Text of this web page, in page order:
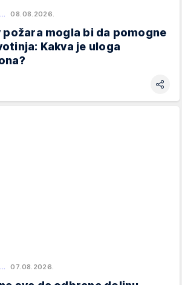
08.08.2026.
mogla bi da pomogne
Kakva je uloga
07.08.2026.